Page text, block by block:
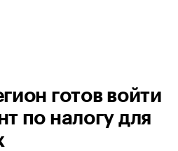
готов войти
по налогу для